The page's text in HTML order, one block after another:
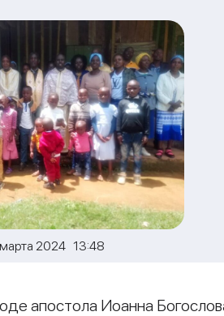
2024 13:48
апостола Иоанна